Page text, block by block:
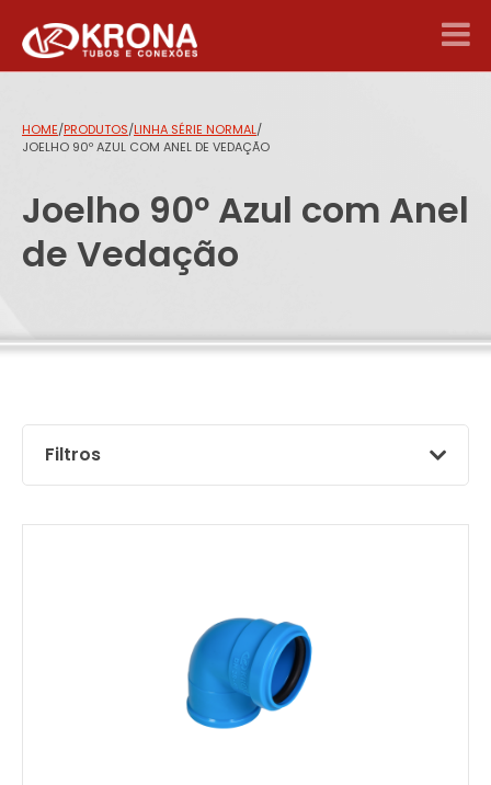
HOME/PRODUTOS/LINHA SÉRIE NORMAL/
JOELHO 90º AZUL COM ANEL DE VEDAÇÃO
Joelho 90º Azul com Anel
de Vedação
Filtros